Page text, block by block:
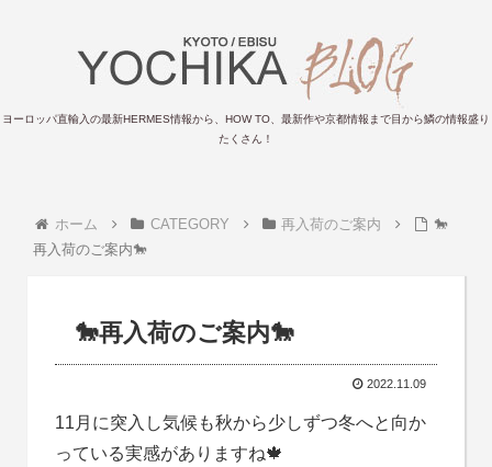
ヨーロッパ直輸入の最新HERMES情報から、HOW TO、最新作や京都情報まで目から鱗の情報盛り
たくさん！
ホーム CATEGORY 再入荷のご案内
🐎
再入荷のご案内🐎
🐎再入荷のご案内🐎
2022.11.09
11月に突入し気候も秋から少しずつ冬へと向か
っている実感がありますね🍁